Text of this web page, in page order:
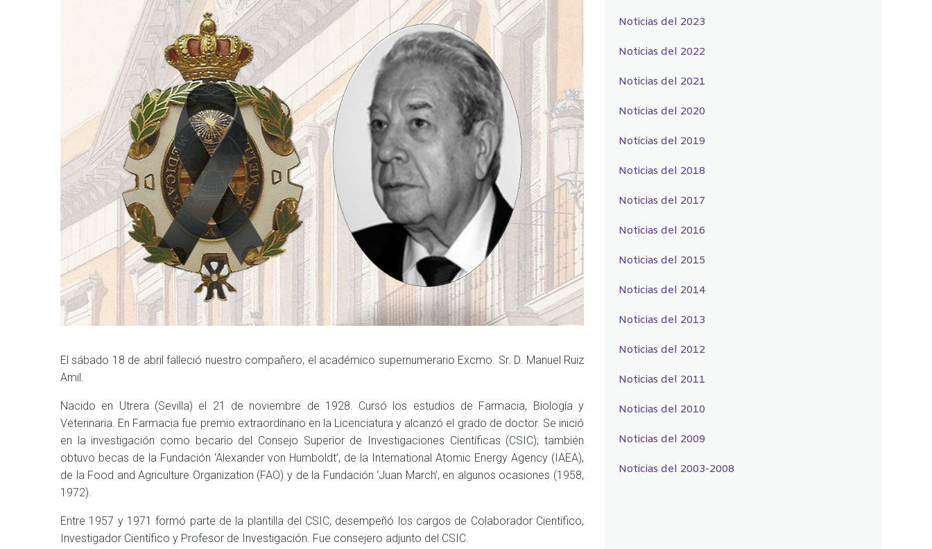
El sábado 18 de abril falleció nuestro compañero, el académico supernumerario Excmo. Sr. D. Manuel Ruiz
Amil.
Nacido en Utrera (Sevilla) el 21 de noviembre de 1928. Cursó los estudios de Farmacia, Biología y
Veterinaria. En Farmacia fue premio extraordinario en la Licenciatura y alcanzó el grado de doctor. Se inició
en la investigación como becario del Consejo Superior de Investigaciones Científicas (CSIC); también
obtuvo becas de la Fundación ‘Alexander von Humboldt’, de la International Atomic Energy Agency (IAEA),
de la Food and Agriculture Organization (FAO) y de la Fundación ‘Juan March’, en algunos ocasiones (1958,
1972).
Entre 1957 y 1971 formó parte de la plantilla del CSIC, desempeñó los cargos de Colaborador Científico,
Investigador Científico y Profesor de Investigación. Fue consejero adjunto del CSIC.
Noticias del 2023
Noticias del 2022
Noticias del 2021
Noticias del 2020
Noticias del 2019
Noticias del 2018
Noticias del 2017
Noticias del 2016
Noticias del 2015
Noticias del 2014
Noticias del 2013
Noticias del 2012
Noticias del 2011
Noticias del 2010
Noticias del 2009
Noticias del 2003-2008